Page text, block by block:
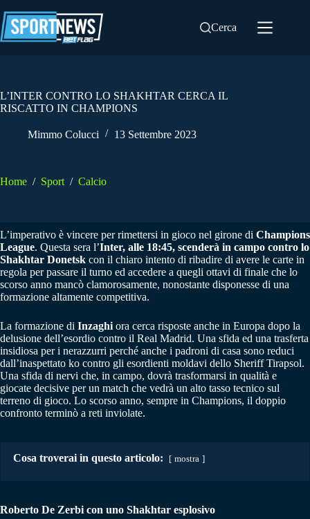
al
contenuto
Cerca
L’INTER CONTRO LO SHAKHTAR CERCA IL
RISCATTO IN CHAMPIONS
Mimmo Colucci 13 Settembre 2023
Home / Sport / Calcio
L’imperativo è vincere per rimettersi in gioco nel girone di Champions
League. Questa sera l’Inter, alle 18:45, scenderà in campo contro lo
Shakhtar Donetsk con il chiaro intento di ribadire di avere le carte in
regola per passare il turno ed accedere a quegli ottavi di finale che lo
scorso anno mancò clamorosamente, nonostante disponesse di una
formazione altamente competitiva.
La formazione di Inzaghi ora cerca risposte anche in Europa dopo la
delusione dell’esordio contro il Real Madrid. Una sfida ed una trasferta
insidiosa per i nerazzurri perché anche i padroni di casa sono reduci
dall’inaspettato ko contro gli esordienti moldavi dello Sheriff Tirapsol.
Una sfida di nervi che, in campo, dovrà trasformarsi in qualità e
giocate decisive per un match che vedrà un alto tasso tecnico sul
terreno di gioco. Lo scorso anno, sempre in Champions, il doppio
confronto terminò a reti inviolate.
Cosa troverai in questo articolo: mostra
Roberto De Zerbi con uno Shakhtar esplosivo